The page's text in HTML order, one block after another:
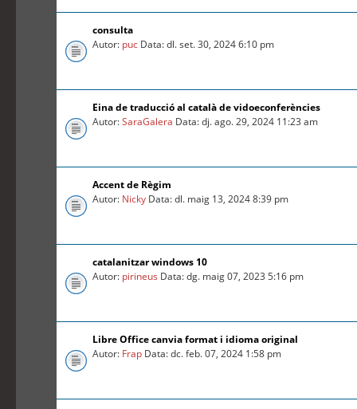
consulta
Autor: puc Data: dl. set. 30, 2024 6:10 pm
Eina de traducció al català de vidoeconferències
Autor:SaraGalera Data: dj. ago. 29, 2024 11:23 am
Accent de Règim
Autor: Nicky Data: dl. maig 13, 2024 8:39 pm
catalanitzar windows 10
Autor: pirineus Data: dg. maig 07, 2023 5:16 pm
Libre Office canvia format i idioma original
Autor: Frap Data: dc. feb. 07, 2024 1:58 pm